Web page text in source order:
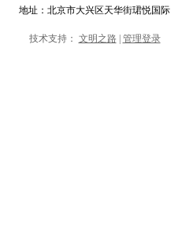
地址：北京市大兴区天华街珺悦国际
技术支持： 文明之路| 管理登录